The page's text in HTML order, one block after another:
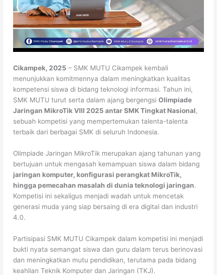
Cikampek, 2025 – SMK MUTU Cikampek kembali
menunjukkan komitmennya dalam meningkatkan kualitas
kompetensi siswa di bidang teknologi informasi. Tahun ini,
SMK MUTU turut serta dalam ajang bergengsiOlimpiade
Jaringan MikroTik VIII 2025 antar SMK Tingkat Nasional,
sebuah kompetisi yang mempertemukan talenta-talenta
terbaik dari berbagai SMK di seluruh Indonesia.
Olimpiade Jaringan MikroTik merupakan ajang tahunan yang
bertujuan untuk mengasah kemampuan siswa dalam bidang
jaringan komputer, konfigurasi perangkat MikroTik,
hingga pemecahan masalah di dunia teknologi jaringan.
Kompetisi ini sekaligus menjadi wadah untuk mencetak
generasi muda yang siap bersaing di era digital dan industri
4.0.
Partisipasi SMK MUTU Cikampek dalam kompetisi ini menjadi
bukti nyata semangat siswa dan guru dalam terus berinovasi
dan meningkatkan mutu pendidikan, terutama pada bidang
keahlian Teknik Komputer dan Jaringan (TKJ).